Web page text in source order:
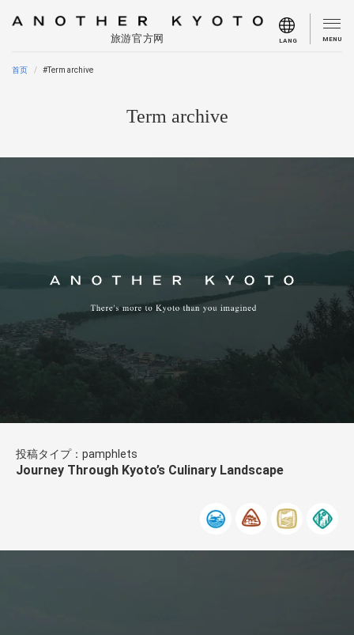
旅游官方网 LANG MENU
首页 #Term archive
Term archive
投稿タイプ：pamphlets
Journey Through Kyoto’s Culinary Landscape